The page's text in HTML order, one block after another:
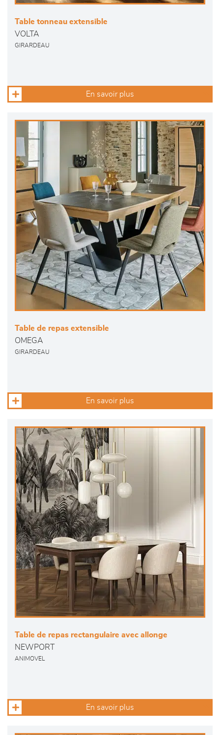
Table tonneau extensible
VOLTA
GIRARDEAU
En savoir plus
Table de repas extensible
OMEGA
GIRARDEAU
En savoir plus
Table de repas rectangulaire avec allonge
NEWPORT
ANIMOVEL
En savoir plus